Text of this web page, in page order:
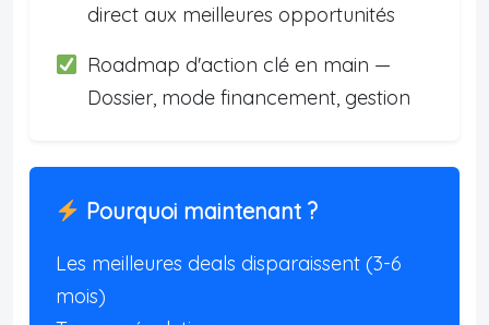
direct aux meilleures opportunités
Roadmap d'action clé en main —
Dossier, mode financement, gestion
Pourquoi maintenant ?
Les meilleures deals disparaissent (3-6
mois)